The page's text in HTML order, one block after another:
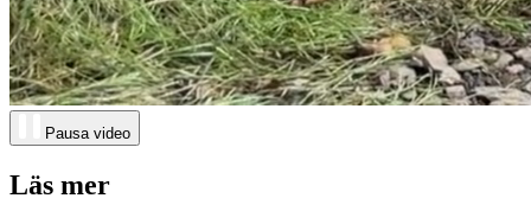
Pausa video
Läs mer